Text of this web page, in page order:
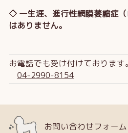
◇ 一生涯、進行性網膜萎縮症
はありません。
お電話でも受け付けております。
04-2990-8154
お問い合わせフォーム